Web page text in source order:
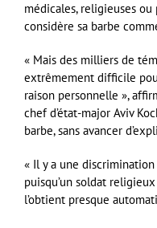
médicales, religieuses ou
considère sa barbe
« Mais des milliers de
extrêmement difficile
raison personnelle »,
chef d’état-major Aviv
barbe, sans avancer
« Il y a une
puisqu’un soldat
l’obtient presque